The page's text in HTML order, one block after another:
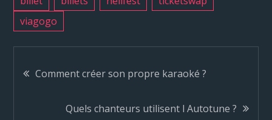
viagogo
NComment créer son propre karaoké ?
Quels chanteurs utilisent l Autotune ?